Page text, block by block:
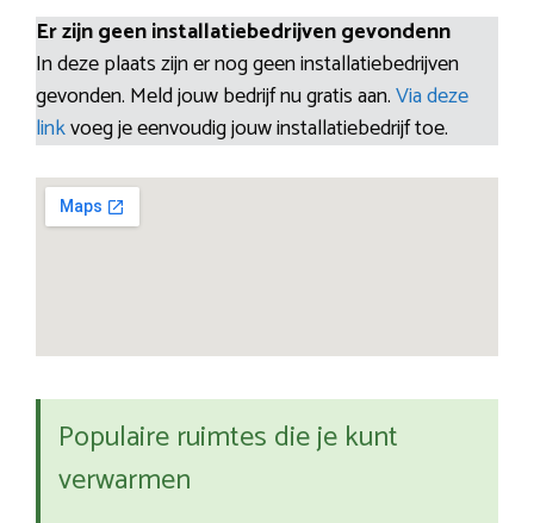
Er zijn geen installatiebedrijven gevondenn
In deze plaats zijn er nog geen installatiebedrijven
gevonden. Meld jouw bedrijf nu gratis aan.Via deze
linkvoeg je eenvoudig jouw installatiebedrijf toe.
Populaire ruimtes die je kunt
verwarmen